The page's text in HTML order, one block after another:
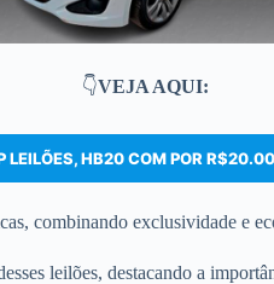
👇VEJA AQUI:
LEILÕES, HB20 COM POR
combinando exclusividade e
leilões, destacando a